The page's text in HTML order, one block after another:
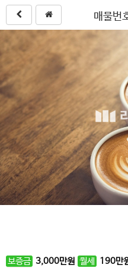
매물번
보증금 3,000만원 월세 190만